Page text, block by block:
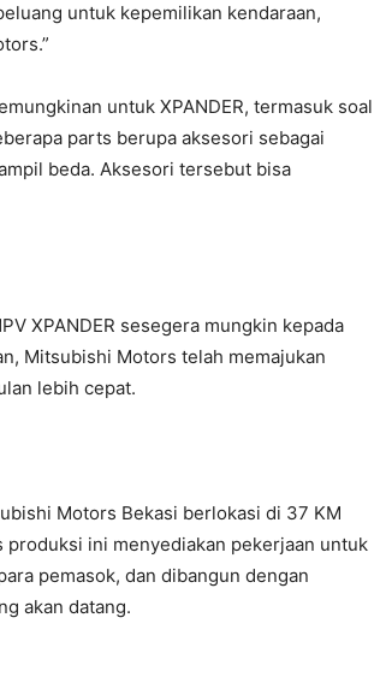
untuk kepemilikan kendaraan,
untuk XPANDER, termasuk soal
parts berupa aksesori sebagai
beda. Aksesori tersebut bisa
XPANDER sesegera mungkin kepada
Mitsubishi Motors telah memajukan
lebih cepat.
Motors Bekasi berlokasi di 37 KM
ini menyediakan pekerjaan untuk
pemasok, dan dibangun dengan
akan datang.